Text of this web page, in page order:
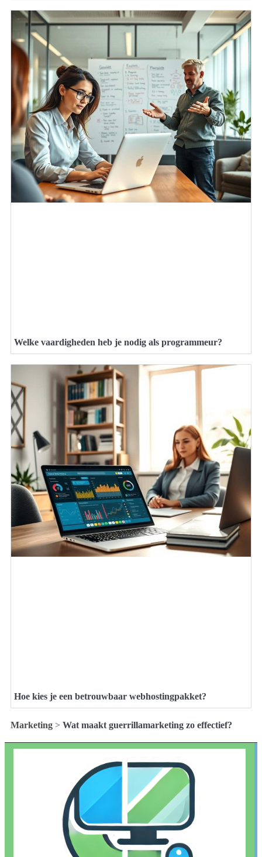
Welke vaardigheden heb je nodig als programmeur?
Hoe kies je een betrouwbaar webhostingpakket?
Marketing > Wat maakt guerrillamarketing zo effectief?